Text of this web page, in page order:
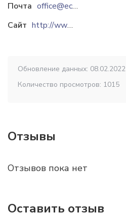
Почта
office@ecoprod.com.ua
Сайт
http://www.ecoprod.com.ua
Обновление данных: 08.02.2022
Количество просмотров: 1015
Отзывы
Отзывов пока нет
Оставить отзыв